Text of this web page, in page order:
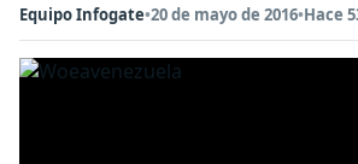
Equipo Infogate•20 de mayo de 2016•Hace